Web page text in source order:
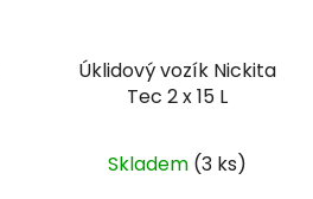
Úklidový vozík Nickita
Tec 2 x 15 L
Skladem (3 ks)